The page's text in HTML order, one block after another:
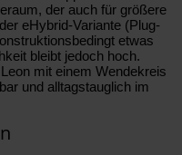
der auch für größere
eHybrid-Variante (Plug-
etwas
bleibt jedoch hoch.
mit einem Wendekreis
und alltagstauglich im